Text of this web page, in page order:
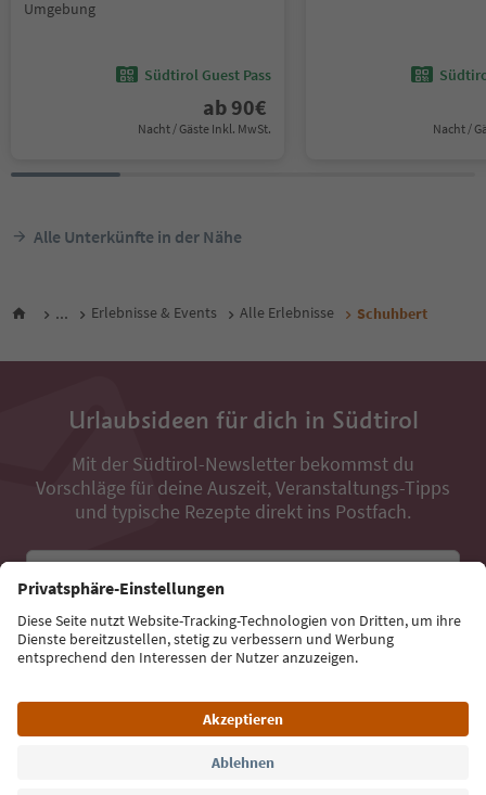
Umgebung
Südtirol Guest Pass
ab 90€
Nacht / Gäste Inkl. MwSt. Nacht /
Alle Unterkünfte in der Nähe
... Erlebnisse & Events Alle Erlebnisse Schuhbert
Urlaubsideen für dich in Südtirol
Mit der Südtirol-Newsletter bekommst du
Vorschläge für deine Auszeit, Veranstaltungs-Tipps
und typische Rezepte direkt ins Postfach.
Jetzt anmelden